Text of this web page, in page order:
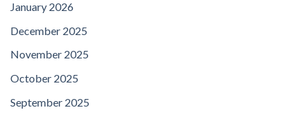
January 2026
December 2025
November 2025
October 2025
September 2025